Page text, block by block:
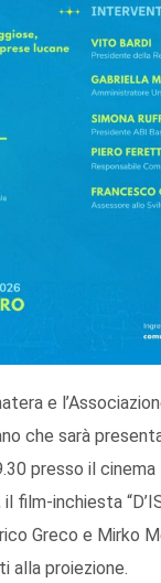
e
che sarà
presso il
film-inchiesta
Greco e Mirko
alla proiezione.